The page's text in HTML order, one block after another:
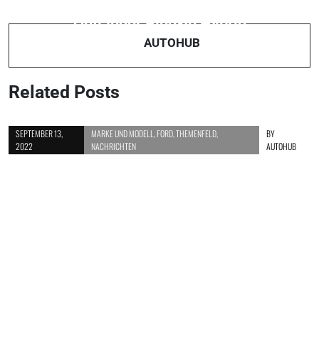
Outlander Plug-In Hybrid
AUTOHUB
Related Posts
SEPTEMBER 13,
2022
MARKE UND MODELL FORD, THEMENFELD,
NACHRICHTEN
BY
AUTOHUB